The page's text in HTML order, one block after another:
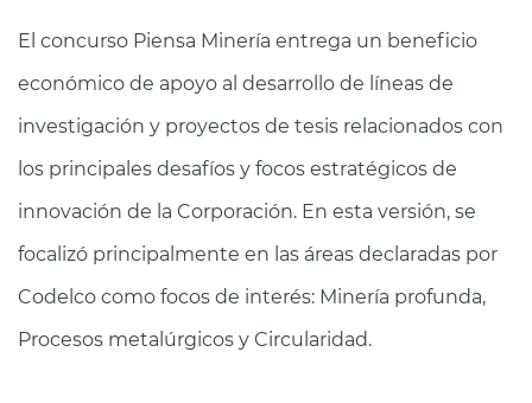
El concurso Piensa Minería entrega un beneficio
económico de apoyo al desarrollo de líneas de
investigación y proyectos de tesis relacionados con
los principales desafíos y focos estratégicos de
innovación de la Corporación. En esta versión, se
focalizó principalmente en las áreas declaradas por
Codelco como focos de interés: Minería profunda,
Procesos metalúrgicos y Circularidad.